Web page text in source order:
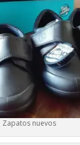
Zapatos nuevos